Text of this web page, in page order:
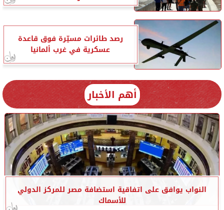
رصد طائرات مسيّرة فوق قاعدة
عسكرية في غرب ألمانيا
أهم الأخبار
النواب يوافق على اتفاقية استضافة مصر للمركز الدولي
للأسماك